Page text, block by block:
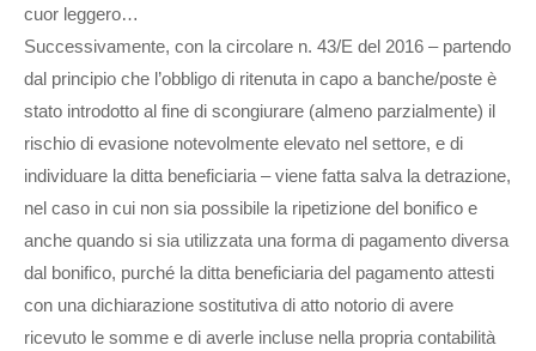
cuor leggero…
Successivamente, con la circolare n. 43/E del 2016 – partendo
dal principio che l’obbligo di ritenuta in capo a banche/poste è
stato introdotto al fine di scongiurare (almeno parzialmente) il
rischio di evasione notevolmente elevato nel settore, e di
individuare la ditta beneficiaria – viene fatta salva la detrazione,
nel caso in cui non sia possibile la ripetizione del bonifico e
anche quando si sia utilizzata una forma di pagamento diversa
dal bonifico, purché la ditta beneficiaria del pagamento attesti
con una dichiarazione sostitutiva di atto notorio di avere
ricevuto le somme e di averle incluse nella propria contabilità